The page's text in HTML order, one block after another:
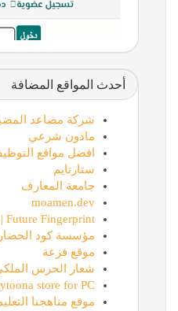
أحدث المواقع المضافة
شركة مصاعد
ماذون شرعي
افضل مواقع
ستارتايم
جامعة المعارف
moamen.dev
Future Fingerprint | بصمة المستقبل
مؤسسة كود
موقع فزعة
شعار الحرس
store for PC
موقع مناهجنا